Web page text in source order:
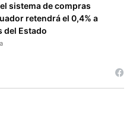
sistema de compras
retendrá el 0,4% a
del Estado